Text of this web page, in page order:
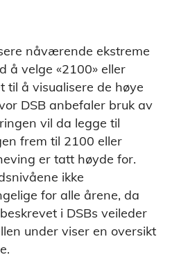
nåværende ekstreme
å velge «2100» eller
til å visualisere de høye
DSB anbefaler bruk av
vil da legge til
frem til 2100 eller
er tatt høyde for.
ikke
for alle årene, da
i DSBs veileder
under viser en oversikt